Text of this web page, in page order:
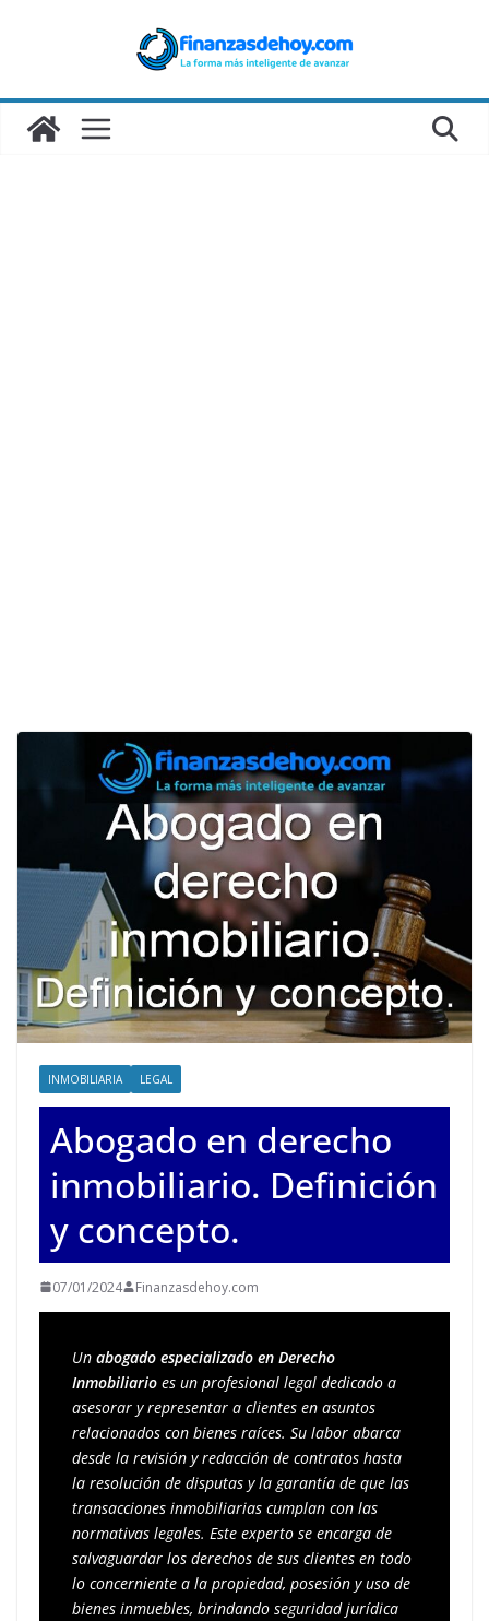
INMOBILIARIA LEGAL
Abogado en derecho
inmobiliario. Definición
y concepto.
07/01/2024 Finanzasdehoy.com
Un abogado especializado en Derecho
Inmobiliario es un profesional legal dedicado a
asesorar y representar a clientes en asuntos
relacionados con bienes raíces. Su labor abarca
desde la revisión y redacción de contratos hasta
la resolución de disputas y la garantía de que las
transacciones inmobiliarias cumplan con las
normativas legales. Este experto se encarga de
salvaguardar los derechos de sus clientes en todo
lo concerniente a la propiedad, posesión y uso de
bienes inmuebles, brindando seguridad jurídica